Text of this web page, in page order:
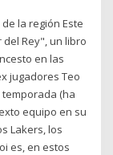
la región Este
Rey", un libro
en las
jugadores Teo
temporada (ha
equipo en su
Lakers, los
es, en estos